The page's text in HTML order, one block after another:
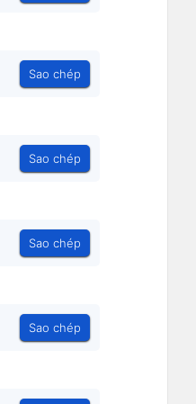
Sao chép
Sao chép
Sao chép
Sao chép